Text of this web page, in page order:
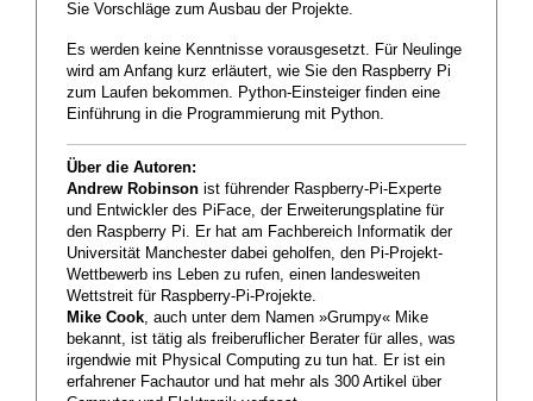
Sie Vorschläge zum Ausbau der Projekte.
Es werden keine Kenntnisse vorausgesetzt. Für Neulinge
wird am Anfang kurz erläutert, wie Sie den Raspberry Pi
zum Laufen bekommen. Python-Einsteiger finden eine
Einführung in die Programmierung mit Python.
Über die Autoren:
Andrew Robinson ist führender Raspberry-Pi-Experte
und Entwickler des PiFace, der Erweiterungsplatine für
den Raspberry Pi. Er hat am Fachbereich Informatik der
Universität Manchester dabei geholfen, den Pi-Projekt-
Wettbewerb ins Leben zu rufen, einen landesweiten
Wettstreit für Raspberry-Pi-Projekte.
Mike Cook, auch unter dem Namen »Grumpy« Mike
bekannt, ist tätig als freiberuflicher Berater für alles, was
irgendwie mit Physical Computing zu tun hat. Er ist ein
erfahrener Fachautor und hat mehr als 300 Artikel über